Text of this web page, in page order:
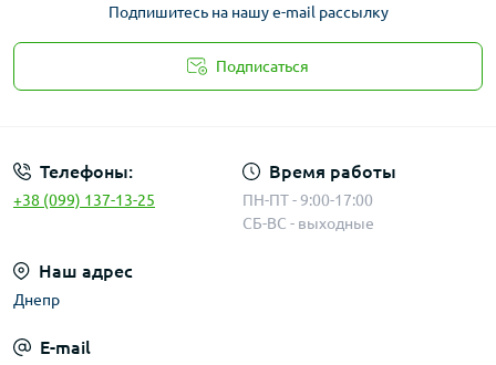
Подпишитесь на нашу e-mail рассылку
Подписаться
Телефоны:
+38 (099) 137-13-25
Время работы
ПН-ПТ - 9:00-17:00
СБ-ВС - выходные
Наш адрес
Днепр
E-mail